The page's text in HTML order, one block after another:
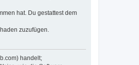
hat. Du gestattest dem
zuzufügen.
handelt;